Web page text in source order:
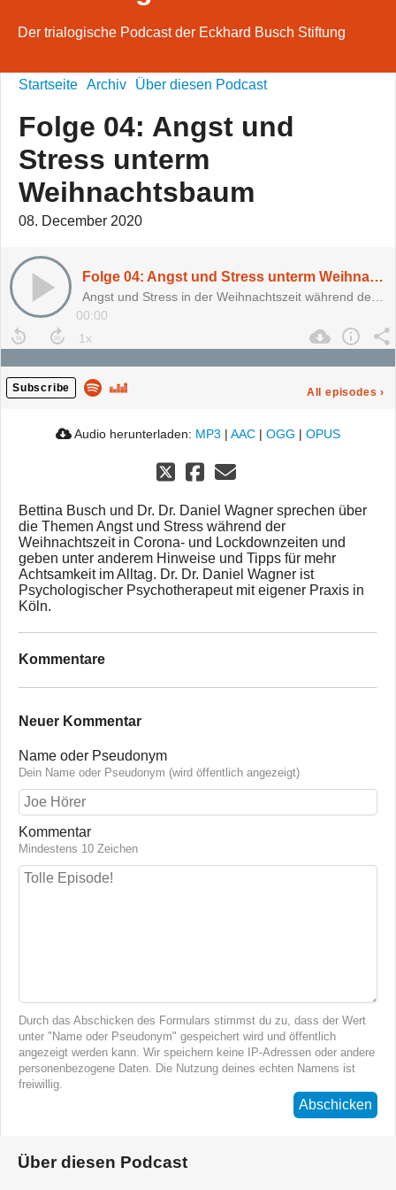
Der trialogische Podcast der Eckhard Busch Stiftung
Startseite Archiv Über diesen Podcast
Folge 04: Angst und
Stress unterm
Weihnachtsbaum
08. December 2020
Folge 04: Angst und Stress unterm Weihnachtsbaum
00:00
Subscribe All episodes ›
Audio herunterladen: MP3 | AAC | OGG | OPUS
Bettina Busch und Dr. Dr. Daniel Wagner sprechen über
die Themen Angst und Stress während der
Weihnachtszeit in Corona- und Lockdownzeiten und
geben unter anderem Hinweise und Tipps für mehr
Achtsamkeit im Alltag. Dr. Dr. Daniel Wagner ist
Psychologischer Psychotherapeut mit eigener Praxis in
Köln.
Kommentare
Neuer Kommentar
Name oder Pseudonym
Dein Name oder Pseudonym (wird öffentlich angezeigt)
Kommentar
Mindestens 10 Zeichen
Durch das Abschicken des Formulars stimmst du zu, dass der Wert
unter "Name oder Pseudonym" gespeichert wird und öffentlich
angezeigt werden kann. Wir speichern keine IP-Adressen oder andere
personenbezogene Daten. Die Nutzung deines echten Namens ist
freiwillig.
Abschicken
Über diesen Podcast